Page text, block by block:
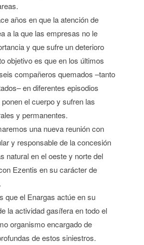
años en que la atención de
a la que las empresas no le
y que sufre un deterioro
objetivo es que en los últimos
compañeros quemados –tanto
en diferentes episodios
el cuerpo y sufren las
y permanentes.
una nueva reunión con
y responsable de la concesión
natural en el oeste y norte del
Ezentis en su carácter de
que el Enargas actúe en su
la actividad gasífera en todo el
organismo encargado de
de estos siniestros.